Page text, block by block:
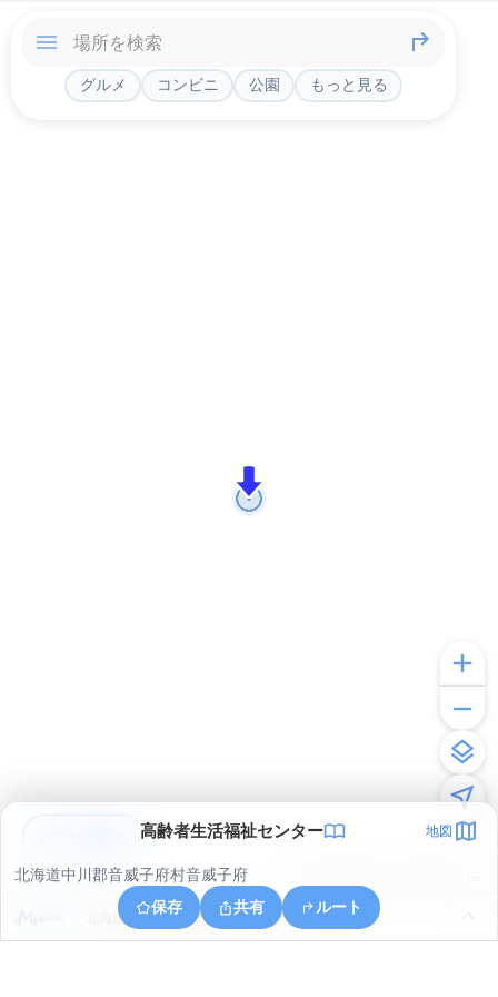
グルメ コンビニ 公園 もっと見る
高齢者生活福祉センター 地図
北海道中川郡音威子府村音威子府
保存
共有 ルート
北海道中川郡音威子府村物満内